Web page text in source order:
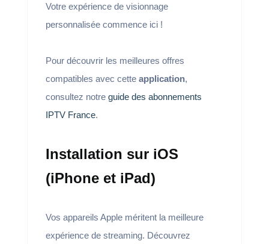
Votre expérience de visionnage
personnalisée commence ici !
Pour découvrir les meilleures offres
compatibles avec cette application,
consultez notre guide des abonnements
IPTV France.
Installation sur iOS
(iPhone et iPad)
Vos appareils Apple méritent la meilleure
expérience de streaming. Découvrez